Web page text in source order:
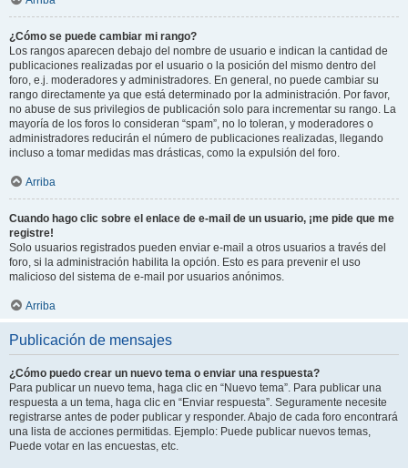
¿Cómo se puede cambiar mi rango?
Los rangos aparecen debajo del nombre de usuario e indican la cantidad de
publicaciones realizadas por el usuario o la posición del mismo dentro del
foro, e.j. moderadores y administradores. En general, no puede cambiar su
rango directamente ya que está determinado por la administración. Por favor,
no abuse de sus privilegios de publicación solo para incrementar su rango. La
mayoría de los foros lo consideran “spam”, no lo toleran, y moderadores o
administradores reducirán el número de publicaciones realizadas, llegando
incluso a tomar medidas mas drásticas, como la expulsión del foro.
Arriba
Cuando hago clic sobre el enlace de e-mail de un usuario, ¡me pide que me
registre!
Solo usuarios registrados pueden enviar e-mail a otros usuarios a través del
foro, si la administración habilita la opción. Esto es para prevenir el uso
malicioso del sistema de e-mail por usuarios anónimos.
Arriba
Publicación de mensajes
¿Cómo puedo crear un nuevo tema o enviar una respuesta?
Para publicar un nuevo tema, haga clic en “Nuevo tema”. Para publicar una
respuesta a un tema, haga clic en “Enviar respuesta”. Seguramente necesite
registrarse antes de poder publicar y responder. Abajo de cada foro encontrará
una lista de acciones permitidas. Ejemplo: Puede publicar nuevos temas,
Puede votar en las encuestas, etc.